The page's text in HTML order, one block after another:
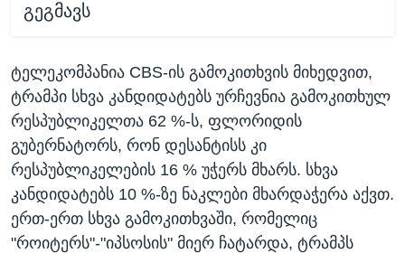
გეგმავს
ტელეკომპანია CBS-ის გამოკითხვის მიხედვით,
ტრამპი სხვა კანდიდატებს ურჩევნია გამოკითხულ
რესპუბლიკელთა 62 %-ს, ფლორიდის
გუბერნატორს, რონ დესანტისს კი
რესპუბლიკელების 16 % უჭერს მხარს. სხვა
კანდიდატებს 10 %-ზე ნაკლები მხარდაჭერა აქვთ.
ერთ-ერთ სხვა გამოკითხვაში, რომელიც
"როიტერს"-"იპსოსის" მიერ ჩატარდა, ტრამპს